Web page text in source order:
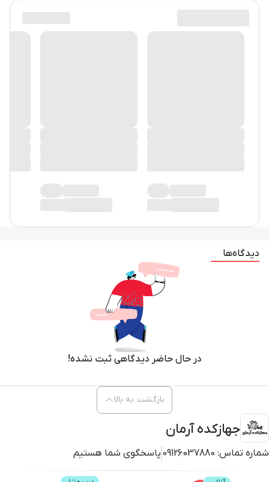
دیدگاه‌ها
در حال حاضر دیدگاهی ثبت نشده!
جهازکده آرمان
شماره تماس: 09126037880 پاسخگوی شما هستیم
بازگشت به بالا